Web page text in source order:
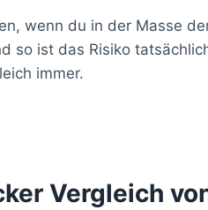
wenn du in der Masse
so ist das Risiko
immer.
Vergleich